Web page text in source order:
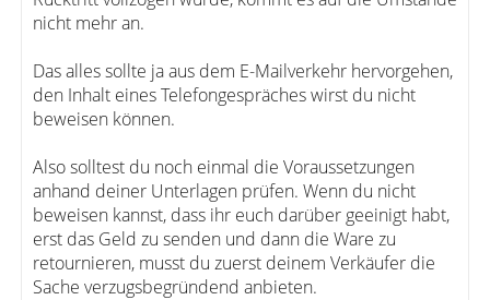
nicht mehr an.
Das alles sollte ja aus dem E-Mailverkehr hervorgehen,
den Inhalt eines Telefongespräches wirst du nicht
beweisen können.
Also solltest du noch einmal die Voraussetzungen
anhand deiner Unterlagen prüfen. Wenn du nicht
beweisen kannst, dass ihr euch darüber geeinigt habt,
erst das Geld zu senden und dann die Ware zu
retournieren, musst du zuerst deinem Verkäufer die
Sache verzugsbegründend anbieten.